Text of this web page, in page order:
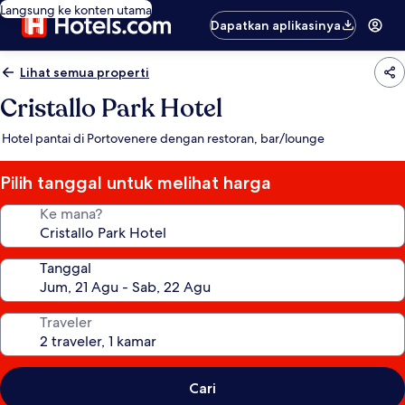
Langsung ke konten utama
Dapatkan aplikasinya
Lihat semua properti
Cristallo Park Hotel
Hotel pantai di Portovenere dengan restoran, bar/lounge
Pilih tanggal untuk melihat harga
Ke mana?
Tanggal
Traveler
Cari